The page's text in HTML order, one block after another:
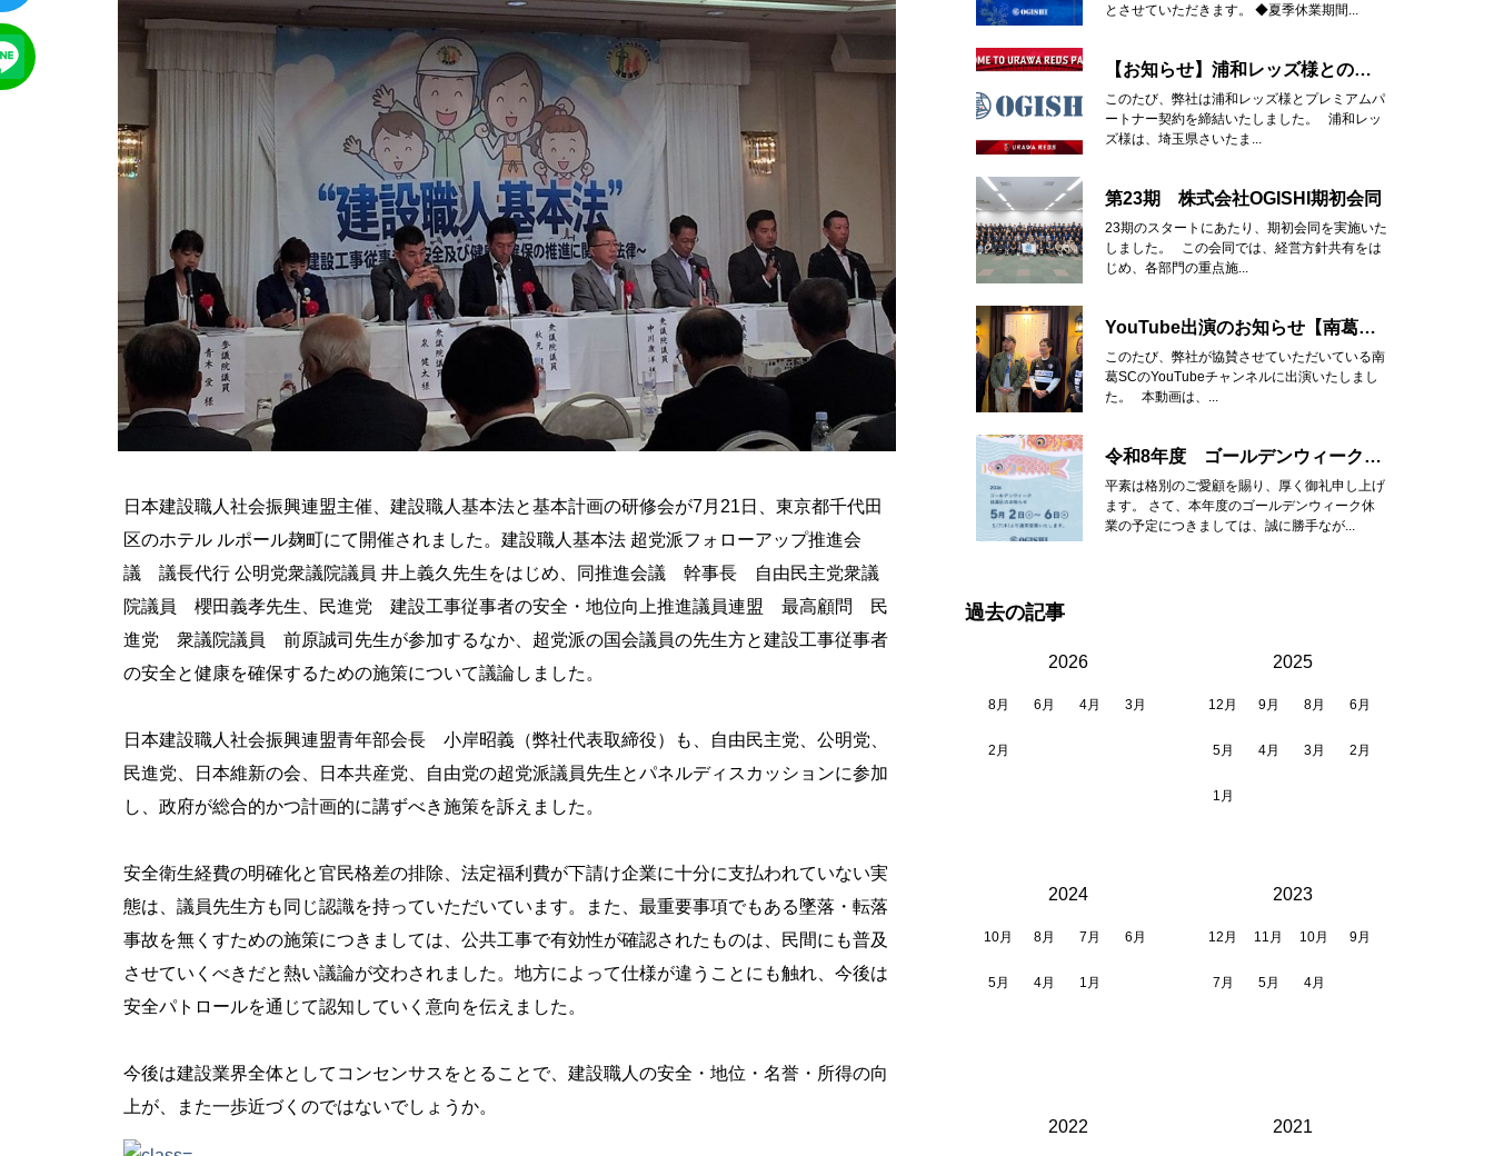
日本建設職人社会振興連盟主催、建設職人基本法と基本計画の研修会が7月21日、東京都千代田
区のホテル ルポール麹町にて開催されました。建設職人基本法 超党派フォローアップ推進会
議 議長代行 公明党衆議院議員 井上義久先生をはじめ、同推進会議 幹事長 自由民主党衆議
院議員 櫻田義孝先生、民進党 建設工事従事者の安全・地位向上推進議員連盟 最高顧問 民
進党 衆議院議員 前原誠司先生が参加するなか、超党派の国会議員の先生方と建設工事従事者
の安全と健康を確保するための施策について議論しました。
日本建設職人社会振興連盟青年部会長 小岸昭義（弊社代表取締役）も、自由民主党、公明党、
民進党、日本維新の会、日本共産党、自由党の超党派議員先生とパネルディスカッションに参加
し、政府が総合的かつ計画的に講ずべき施策を訴えました。
安全衛生経費の明確化と官民格差の排除、法定福利費が下請け企業に十分に支払われていない実
態は、議員先生方も同じ認識を持っていただいています。また、最重要事項でもある墜落・転落
事故を無くすための施策につきましては、公共工事で有効性が確認されたものは、民間にも普及
させていくべきだと熱い議論が交わされました。地方によって仕様が違うことにも触れ、今後は
安全パトロールを通じて認知していく意向を伝えました。
今後は建設業界全体としてコンセンサスをとることで、建設職人の安全・地位・名誉・所得の向
上が、また一歩近づくのではないでしょうか。
とさせていただきます。 ◆夏季休業期間...
【お知らせ】浦和レッズ様とのプレミアムパートナー契約締結
このたび、弊社は浦和レッズ様とプレミアムパ
ートナー契約を締結いたしました。 浦和レッ
ズ様は、埼玉県さいたま...
第23期 株式会社OGISHI期初会同
23期のスタートにあたり、期初会同を実施いた
しました。 この会同では、経営方針共有をは
じめ、各部門の重点施...
YouTube出演のお知らせ【南葛SC】
このたび、弊社が協賛させていただいている南
葛SCのYouTubeチャンネルに出演いたしまし
た。 本動画は、...
令和8年度 ゴールデンウィーク休業のお知らせ
平素は格別のご愛顧を賜り、厚く御礼申し上げ
ます。 さて、本年度のゴールデンウィーク休
業の予定につきましては、誠に勝手なが...
過去の記事
2026
8月 6月 4月 3月
2月
2025
12月 9月 8月 6月
5月 4月 3月 2月
1月
2024
10月 8月 7月 6月
5月 4月 1月
2023
12月 11月 10月 9月
7月 5月 4月
2022 2021